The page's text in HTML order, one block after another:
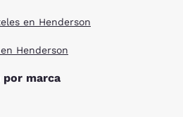
en Henderson
Henderson
por marca